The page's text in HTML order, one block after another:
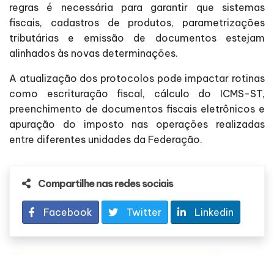
regras é necessária para garantir que sistemas
fiscais, cadastros de produtos, parametrizações
tributárias e emissão de documentos estejam
alinhados às novas determinações.
A atualização dos protocolos pode impactar rotinas
como escrituração fiscal, cálculo do ICMS-ST,
preenchimento de documentos fiscais eletrônicos e
apuração do imposto nas operações realizadas
entre diferentes unidades da Federação.
Compartilhe nas redes sociais
Facebook Twitter Linkedin